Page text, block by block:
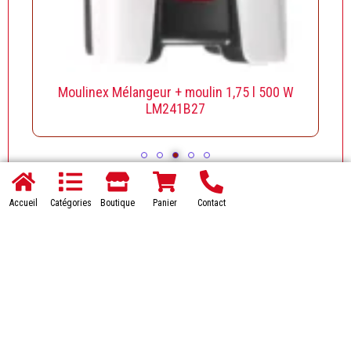
Accueil Catégories Boutique Panier Contact
Moulinex Mélangeur + moulin 1,75 l 500 W
LM241B27